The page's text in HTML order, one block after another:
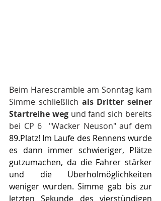
Beim Harescramble am Sonntag kam
Simme schließlich als Dritter seiner
Startreihe weg und fand sich bereits
89.Platz! Im Laufe des Rennens wurde
es dann immer schwieriger, Plätze
gutzumachen, da die Fahrer stärker
und die Überholmöglichkeiten
weniger wurden. Simme gab bis zur
letzten Sekunde des vierstündigen